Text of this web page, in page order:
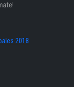
2018